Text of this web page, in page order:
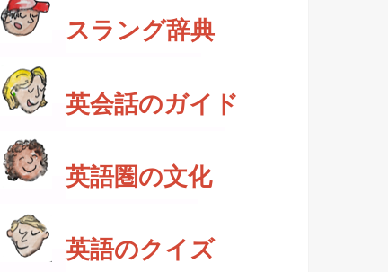
スラング辞典
英会話のガイド
英語圏の文化
英語のクイズ